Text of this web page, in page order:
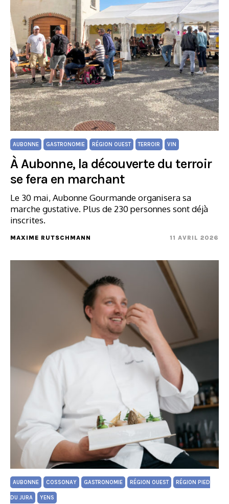
AUBONNE GASTRONOMIE RÉGION OUEST TERROIR VIN
À Aubonne, la découverte du terroir
se fera en marchant
Le 30 mai, Aubonne Gourmande organisera sa
marche gustative. Plus de 230 personnes sont déjà
inscrites.
MAXIME RUTSCHMANN 11 AVRIL 2026
AUBONNE COSSONAY GASTRONOMIE RÉGION OUEST RÉGION PIED
DU JURA YENS